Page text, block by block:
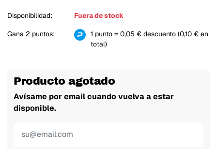
Disponibilidad: Fuera de stock
Gana 2 puntos:
1 punto = 0,05 € descuento (0,10 € en
total)
Producto agotado
Avísame por email cuando vuelva a estar
disponible.